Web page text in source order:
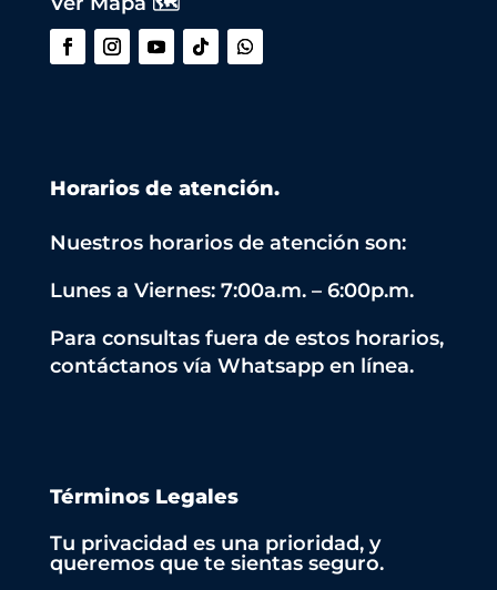
Horarios de atención.
Nuestros horarios de atención son:
Lunes a Viernes: 7:00a.m. – 6:00p.m.
Para consultas fuera de estos horarios,
contáctanos vía Whatsapp en línea.
Términos Legales
Tu privacidad es una prioridad, y
queremos que te sientas seguro.